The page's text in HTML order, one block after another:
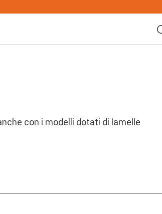
con i modelli dotati di lamelle